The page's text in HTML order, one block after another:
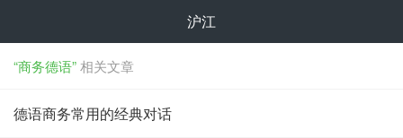
沪江
“商务德语”相关文章
德语商务常用的经典对话